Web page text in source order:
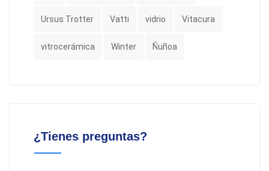
Ursus Trotter Vatti vidrio Vitacura
vitrocerámica Winter Ñuñoa
¿Tienes preguntas?